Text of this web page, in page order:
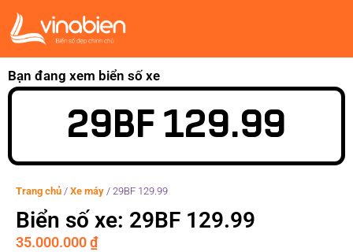
Bạn đang xem biển số xe
29BF 129.99
Trang chủ / Xe máy / 29BF 129.99
Biển số xe: 29BF 129.99
35.000.000₫